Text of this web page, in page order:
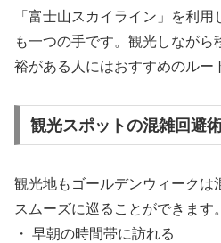
「富士山スカイライン」を利
も一つの手です。観光しながら
裕がある人にはおすすめのルー
観光スポットの混雑回避
観光地もゴールデンウィークは
スムーズに巡ることができます。
・ 早朝の時間帯に訪れる